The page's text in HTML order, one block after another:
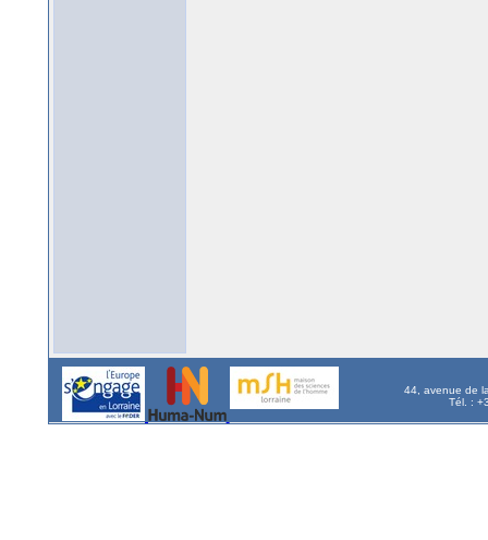
44, avenue de
Tél. :